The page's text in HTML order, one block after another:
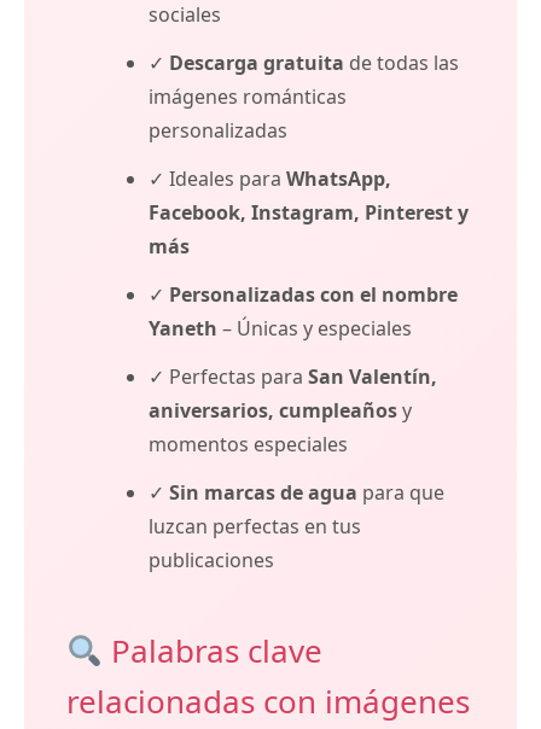
sociales
✓ Descarga gratuita de todas las
imágenes románticas
personalizadas
✓ Ideales para WhatsApp,
Facebook, Instagram, Pinterest y
más
✓ Personalizadas con el nombre
Yaneth – Únicas y especiales
✓ Perfectas para San Valentín,
aniversarios, cumpleañosy
momentos especiales
✓ Sin marcas de agua para que
luzcan perfectas en tus
publicaciones
Palabras clave
relacionadas con imágenes